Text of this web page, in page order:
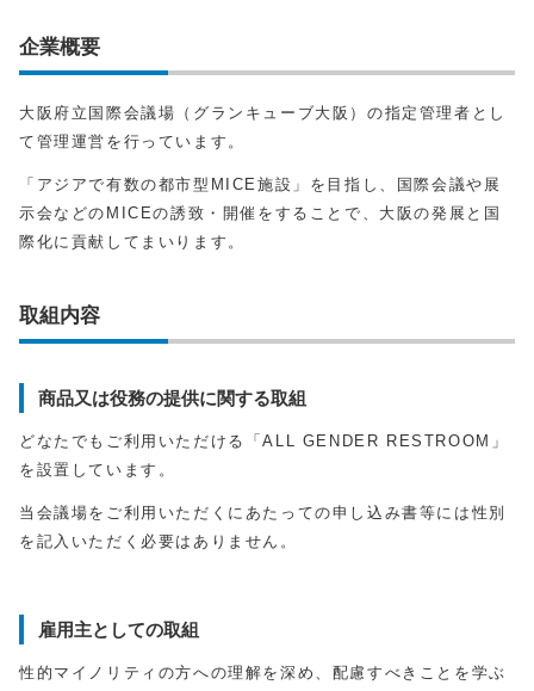
企業概要
大阪府立国際会議場（グランキューブ大阪）の指定管理者とし
て管理運営を行っています。
「アジアで有数の都市型MICE施設」を目指し、国際会議や展
示会などのMICEの誘致・開催をすることで、大阪の発展と国
際化に貢献してまいります。
取組内容
商品又は役務の提供に関する取組
どなたでもご利用いただける「ALL GENDER RESTROOM」
を設置しています。
当会議場をご利用いただくにあたっての申し込み書等には性別
を記入いただく必要はありません。
雇用主としての取組
性的マイノリティの方への理解を深め、配慮すべきことを学ぶ